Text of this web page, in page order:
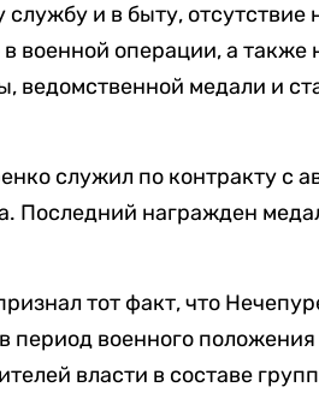
и в быту, отсутствие
военной операции, а также
ведомственной медали и
служил по контракту с
Последний награжден
тот факт, что
период военного положения
власти в составе